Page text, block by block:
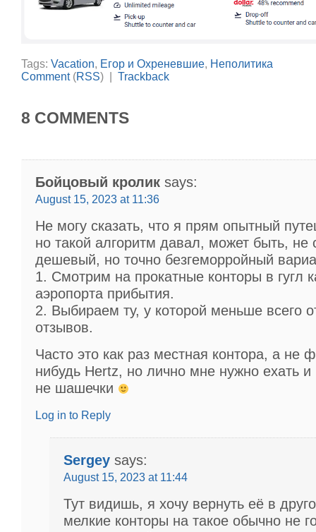
Tags: Vacation, Егор и Охреневшие, Неполитика
Comment(RSS) | Trackback
8 COMMENTS
Бойцовый кролик says:
August 15, 2023 at 11:36
Не могу сказать, что я прям опытный
но такой алгоритм давал, может быть, не
дешевый, но точно безгеморройный
1. Смотрим на прокатные конторы в гугл
аэропорта прибытия.
2. Выбираем ту, у которой меньше всего
отзывов.
Часто это как раз местная контора, а не
нибудь Hertz, но лично мне нужно ехать и
не шашечки
Log in to Reply
Sergey says:
August 15, 2023 at 11:44
Тут видишь, я хочу вернуть её в
мелкие конторы на такое обычно не